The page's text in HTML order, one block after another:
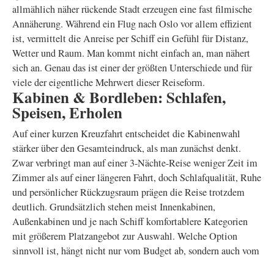
allmählich näher rückende Stadt erzeugen eine fast filmische
Annäherung. Während ein Flug nach Oslo vor allem effizient
ist, vermittelt die Anreise per Schiff ein Gefühl für Distanz,
Wetter und Raum. Man kommt nicht einfach an, man nähert
sich an. Genau das ist einer der größten Unterschiede und für
viele der eigentliche Mehrwert dieser Reiseform.
Kabinen & Bordleben: Schlafen,
Speisen, Erholen
Auf einer kurzen Kreuzfahrt entscheidet die Kabinenwahl
stärker über den Gesamteindruck, als man zunächst denkt.
Zwar verbringt man auf einer 3-Nächte-Reise weniger Zeit im
Zimmer als auf einer längeren Fahrt, doch Schlafqualität, Ruhe
und persönlicher Rückzugsraum prägen die Reise trotzdem
deutlich. Grundsätzlich stehen meist Innenkabinen,
Außenkabinen und je nach Schiff komfortablere Kategorien
mit größerem Platzangebot zur Auswahl. Welche Option
sinnvoll ist, hängt nicht nur vom Budget ab, sondern auch vom